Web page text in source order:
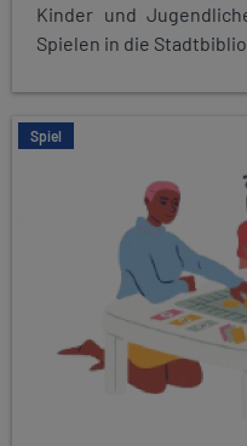
Kinder und
Spielen in die
Spiel